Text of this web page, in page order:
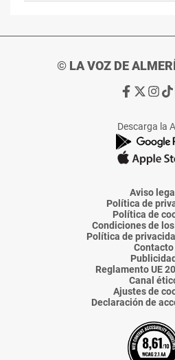
© LA VOZ DE
Ir
de
La
Voz
Almería
Ir
de
La
Voz
Ir
de
La
Voz
Descarga la
Aviso legal
Política de
Política de
Condiciones de
Política de
Contacto
Publicidad
Reglamento UE
Canal
Ajustes de
Declaración de